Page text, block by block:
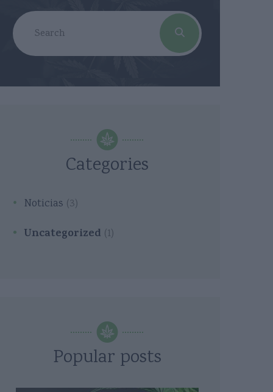
Categories
Noticias (3)
Uncategorized (1)
Popular posts